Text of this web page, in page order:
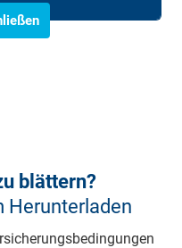
blättern?
Herunterladen